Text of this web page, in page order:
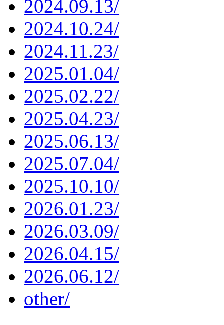
2024.09.13/
2024.10.24/
2024.11.23/
2025.01.04/
2025.02.22/
2025.04.23/
2025.06.13/
2025.07.04/
2025.10.10/
2026.01.23/
2026.03.09/
2026.04.15/
2026.06.12/
other/